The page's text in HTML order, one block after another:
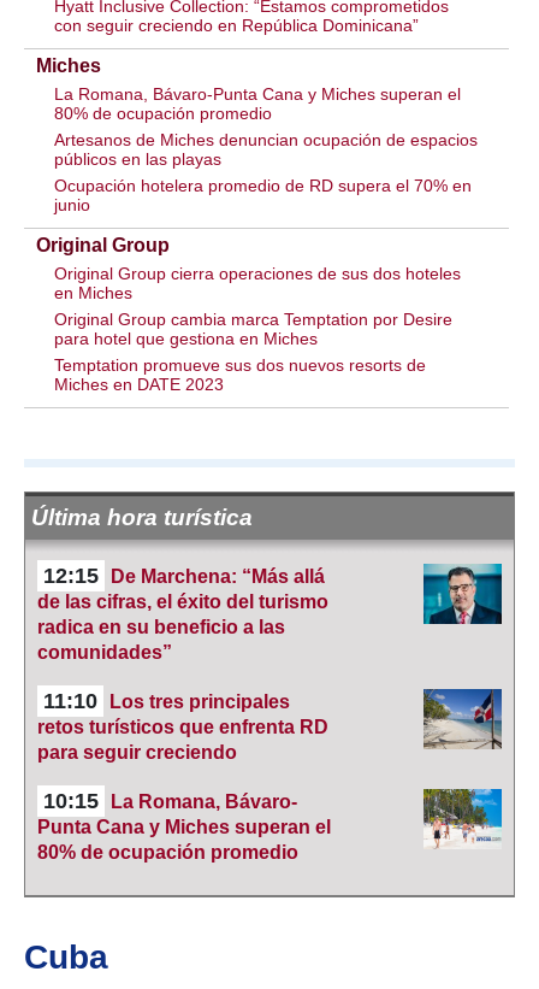
Hyatt Inclusive Collection: “Estamos comprometidos
con seguir creciendo en República Dominicana”
Miches
La Romana, Bávaro-Punta Cana y Miches superan el
80% de ocupación promedio
Artesanos de Miches denuncian ocupación de espacios
públicos en las playas
Ocupación hotelera promedio de RD supera el 70% en
junio
Original Group
Original Group cierra operaciones de sus dos hoteles
en Miches
Original Group cambia marca Temptation por Desire
para hotel que gestiona en Miches
Temptation promueve sus dos nuevos resorts de
Miches en DATE 2023
Última hora turística
12:15
De Marchena: “Más allá
de las cifras, el éxito del turismo
radica en su beneficio a las
comunidades”
11:10
Los tres principales
retos turísticos que enfrenta RD
para seguir creciendo
10:15
La Romana, Bávaro-
Punta Cana y Miches superan el
80% de ocupación promedio
Cuba